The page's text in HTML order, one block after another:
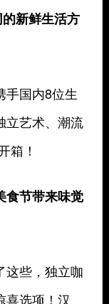
新鲜生活方
手国内8位生
立艺术、潮流
箱！
食节带来味觉
这些，独立咖
喜选项！汉